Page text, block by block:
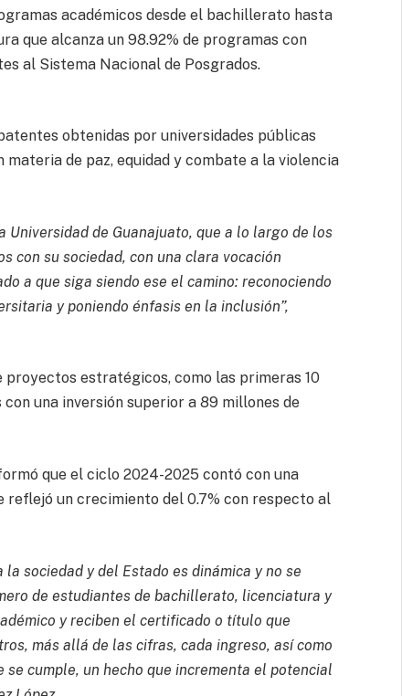
académicos desde el bachillerato hasta
que alcanza un 98.92% de programas con
al Sistema Nacional de Posgrados.
obtenidas por universidades públicas
de paz, equidad y combate a la violencia
de Guanajuato, que a lo largo de los
con su sociedad, con una clara vocación
a que siga siendo ese el camino: reconociendo
y poniendo énfasis en la inclusión”,
estratégicos, como las primeras 10
una inversión superior a 89 millones de
que el ciclo 2024-2025 contó con una
reflejó un crecimiento del 0.7% con respecto al
sociedad y del Estado es dinámica y no se
de estudiantes de bachillerato, licenciatura y
y reciben el certificado o título que
más allá de las cifras, cada ingreso, así como
cumple, un hecho que incrementa el potencial